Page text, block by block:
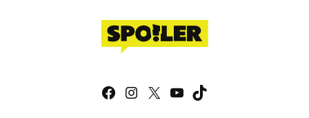
Facebook
Instagram
X YouTube